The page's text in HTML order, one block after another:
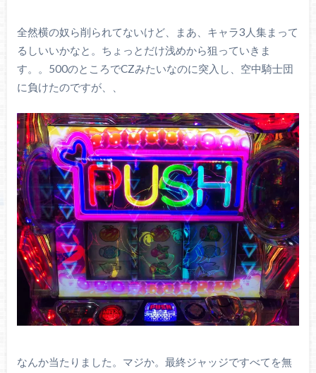
全然横の奴ら削られてないけど、まあ、キャラ3人集まって
るしいいかなと。ちょっとだけ浅めから狙っていきま
す。。500のところでCZみたいなのに突入し、空中騎士団
に負けたのですが、、
なんか当たりました。マジか。最終ジャッジですべてを無